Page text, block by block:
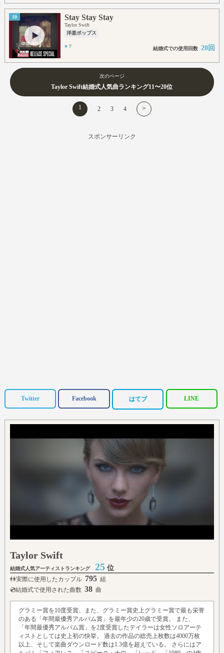
10 Stay Stay Stay
Taylor Swift
洋楽ポップス
♥ 7 結婚式での使用回数 20回
次のページ
Taylor Swift結婚式人気曲ランキング11〜20位
1 2 3 4 ＞
スポンサーリンク
Twitter Facebook はてブ LINE
Taylor Swift
結婚式人気アーティストランキング 25 位
👫実際に使用したカップル 795 組
💿結婚式で使用された曲数 38 曲
グラミー賞を10度受賞、また、グラミー賞史上グラミー賞で最も栄誉
のある「年間最優秀アルバム賞」を最年少の20歳で受賞。 また、
「年間最優秀アルバム賞」を2度受賞したテイラーは女性ソロアーテ
ィストとしては史上初の快挙。 過去の作品の総売上枚数は4000万枚
以上、そして楽曲ダウンロード数は1.3億を超えている。 さらにはア